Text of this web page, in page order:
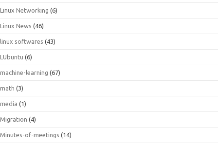
Linux Networking (6)
Linux News (46)
linux softwares (43)
LUbuntu (6)
machine-learning (67)
math (3)
media (1)
Migration (4)
Minutes-of-meetings (14)